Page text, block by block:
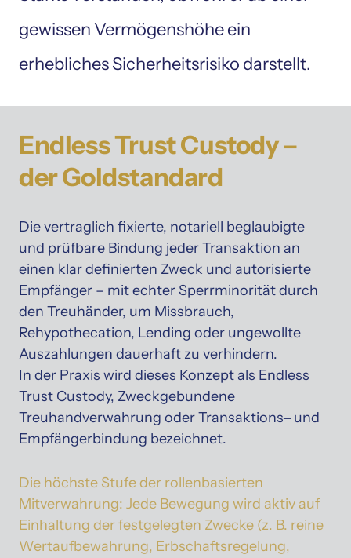
gewissen Vermögenshöhe ein
erhebliches Sicherheitsrisiko darstellt.
Endless Trust Custody
der Goldstandard
Die vertraglich fixierte, notariell
und prüfbare Bindung jeder Transaktion
einen klar definierten Zweck und
Empfänger – mit echter Sperrminorität
den Treuhänder, um
Rehypothecation, Lending oder
Auszahlungen dauerhaft zu verhindern.
In der Praxis wird dieses Konzept als
Trust Custody,
Treuhandverwahrung oder Transaktions‒
Empfängerbindung bezeichnet.
Die höchste Stufe der
Mitverwahrung: Jede Bewegung wird aktiv
Einhaltung der festgelegten Zwecke (z. B.
Wertaufbewahrung,